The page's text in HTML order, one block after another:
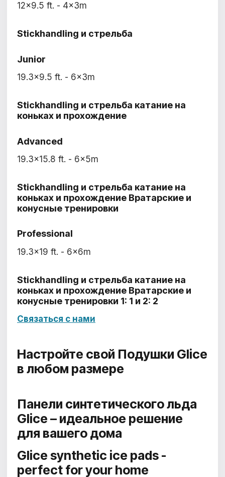
12x9.5 ft. - 4x3m
Stickhandling и стрельба
Junior
19.3x9.5 ft. - 6x3m
Stickhandling и стрельба катание на
коньках и прохождение
Advanced
19.3x15.8 ft. - 6x5m
Stickhandling и стрельба катание на
коньках и прохождение Вратарские и
конусные тренировки
Professional
19.3x19 ft. - 6x6m
Stickhandling и стрельба катание на
коньках и прохождение Вратарские и
конусные тренировки 1: 1 и 2: 2
Связаться с нами
Настройте свой Подушки Glice
в любом размере
Панели синтетического льда
Glice – идеальное решение
для вашего дома
Glice synthetic ice pads -
perfect for your home